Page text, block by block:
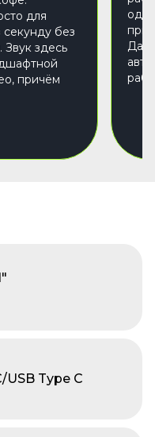
для
без
здесь
причём
USB Type C